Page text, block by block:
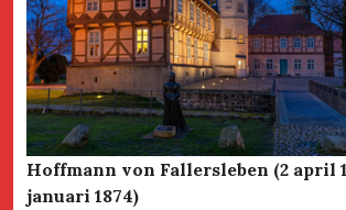
Hoffmann von Fallersleben (2 april
januari 1874)